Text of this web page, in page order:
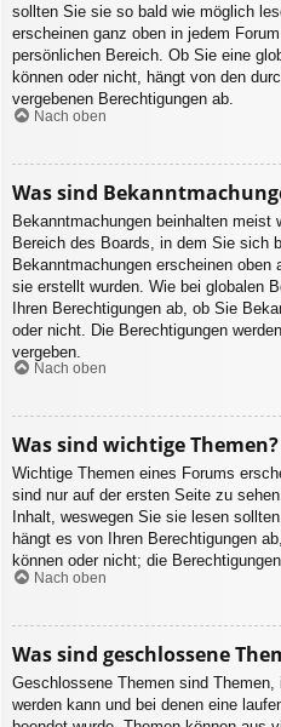
sollten Sie sie so bald wie möglich
erscheinen ganz oben in jedem
persönlichen Bereich. Ob Sie eine
können oder nicht, hängt von den
vergebenen Berechtigungen ab.
Nach oben
Was sind
Bekanntmachungen beinhalten meist
Bereich des Boards, in dem Sie sich
Bekanntmachungen erscheinen
sie erstellt wurden. Wie bei globalen
Ihren Berechtigungen ab, ob Sie
oder nicht. Die Berechtigungen
vergeben.
Nach oben
Was sind wichtige Themen?
Wichtige Themen eines Forums
sind nur auf der ersten Seite zu
Inhalt, weswegen Sie sie lesen
hängt es von Ihren Berechtigungen
können oder nicht; die
Nach oben
Was sind geschlossene
Geschlossene Themen sind
werden kann und bei denen eine